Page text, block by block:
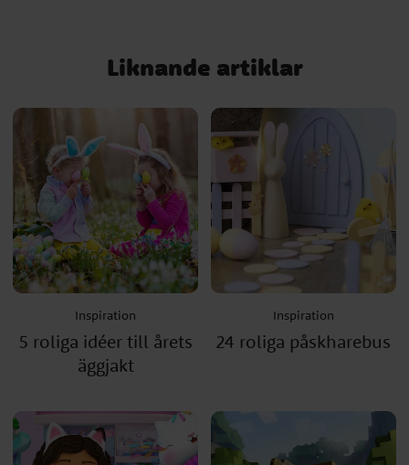
Liknande artiklar
Inspiration
5 roliga idéer till årets
äggjakt
Inspiration
24 roliga påskharebus